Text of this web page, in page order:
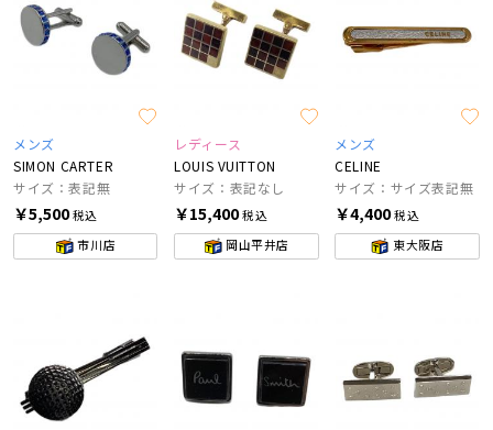
メンズ
SIMON CARTER
サイズ：表記無
￥5,500税込
市川店
レディース
LOUIS VUITTON
サイズ：表記なし
￥15,400税込
岡山平井店
メンズ
CELINE
サイズ：サイズ表記無
￥4,400税込
東大阪店